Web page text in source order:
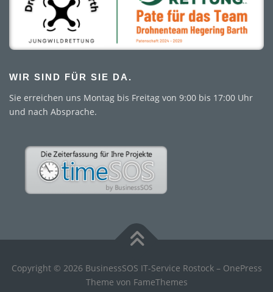
WIR SIND FÜR SIE DA.
Sie erreichen uns Montag bis Freitag von 9:00 bis 17:00 Uhr
und nach Absprache.
Copyright © 2026 BusinessSOS IT-Service Rostock – OnePress
Theme von FameThemes